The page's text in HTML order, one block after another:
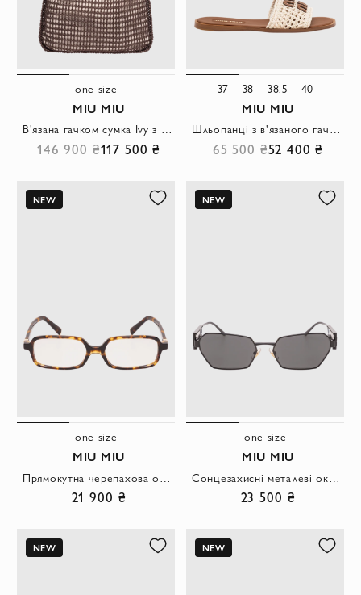
one size
MIU MIU
В'язана гачком сумка Ivy з рафії коричневого кольору
146 900 ₴117 500 ₴
37 38 38.5 40
MIU MIU
Шльопанці з в'язаного гачком верху зі шкіряною підошвою
65 500 ₴52 400 ₴
NEW
one size
MIU MIU
21 900 ₴
NEW
one size
MIU MIU
23 500 ₴
NEW NEW